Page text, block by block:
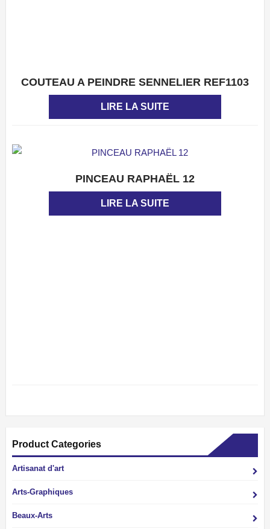
APERÇU
COUTEAU A PEINDRE SENNELIER REF1103
LIRE LA SUITE
PINCEAU RAPHAËL 12
LIRE LA SUITE
Product Categories
Artisanat d'art
Arts-Graphiques
Beaux-Arts